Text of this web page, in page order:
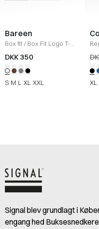
Bareen
Box fit/ Box Fit Logo T-
shirt /WHITE
DKK 350
S M L XL XXL XL
Signal blev grundlagt i
engang hed